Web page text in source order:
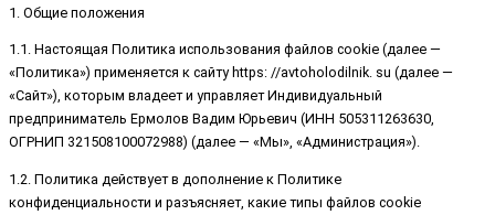
1. Общие положения
1.1. Настоящая Политика использования файлов cookie (далее —
«Политика») применяется к сайту https: //avtoholodilnik. su (далее —
«Сайт»), которым владеет и управляет Индивидуальный
предприниматель Ермолов Вадим Юрьевич (ИНН 505311263630,
ОГРНИП 321508100072988) (далее — «Мы», «Администрация»).
1.2. Политика действует в дополнение к Политике
конфиденциальности и разъясняет, какие типы файлов cookie